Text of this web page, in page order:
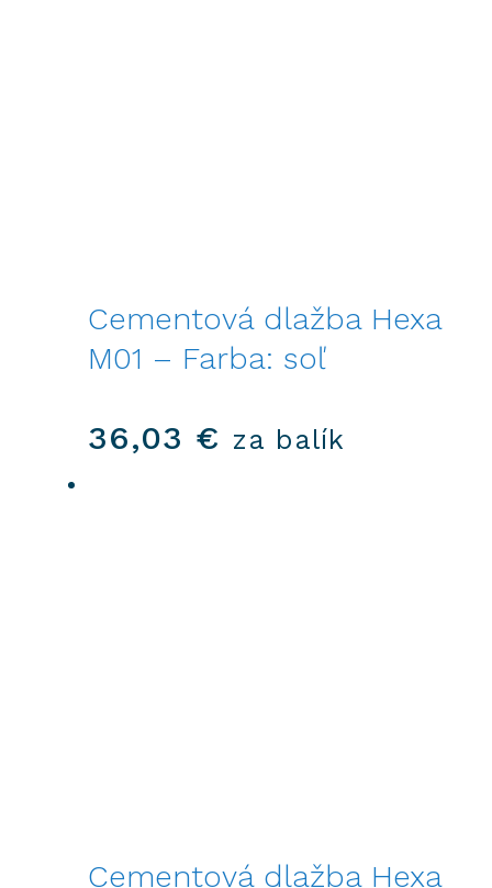
Cementová dlažba Hexa
M01 – Farba: soľ
36,03 € za balík
Cementová dlažba Hexa